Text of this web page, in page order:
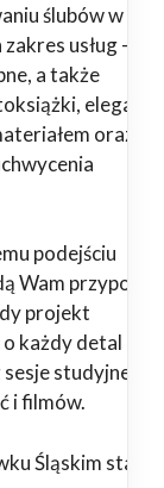
ślubów w
usług –
a także
oraz
podejściu
Wam
projekt
każdy detal – od
studyjne i
i filmów.
Śląskim stanie